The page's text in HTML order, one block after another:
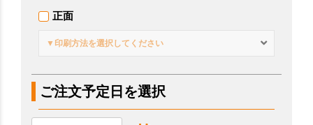
正面
▼印刷方法を選択してください
ご注文予定日を選択